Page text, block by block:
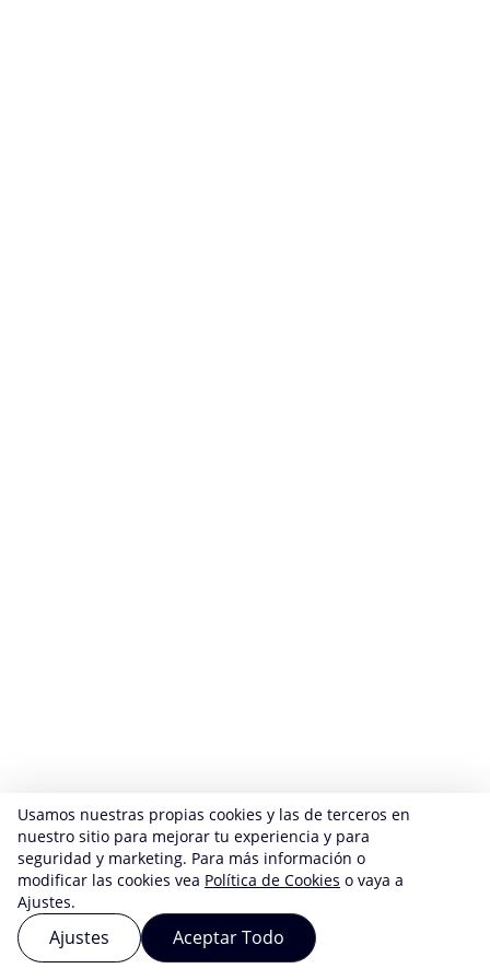
Usamos nuestras propias cookies y las de terceros en
nuestro sitio para mejorar tu experiencia y para
seguridad y marketing. Para más información o
modificar las cookies vea Política de Cookies o vaya a
Ajustes.
Ajustes Aceptar Todo